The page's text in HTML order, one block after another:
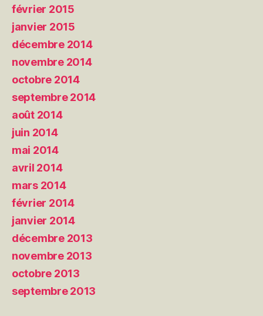
février 2015
janvier 2015
décembre 2014
novembre 2014
octobre 2014
septembre 2014
août 2014
juin 2014
mai 2014
avril 2014
mars 2014
février 2014
janvier 2014
décembre 2013
novembre 2013
octobre 2013
septembre 2013